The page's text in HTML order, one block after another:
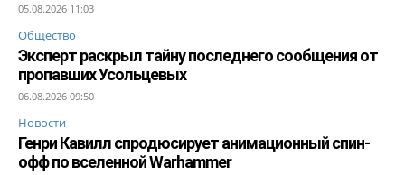
05.08.2026 11:03
Общество
Эксперт раскрыл тайну последнего сообщения от
пропавших Усольцевых
06.08.2026 09:50
Новости
Генри Кавилл спродюсирует анимационный спин-
офф по вселенной Warhammer